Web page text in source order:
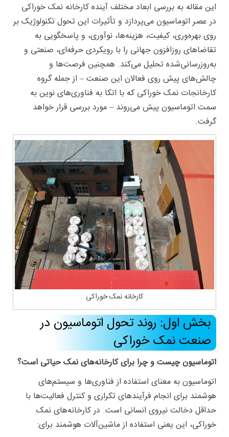
این مقاله به بررسی ابعاد مختلف آینده کارخانه‌ نمک خوراکی
در عصر اتوماسیون می‌پردازد و تأثیرات این تحول تکنولوژیک بر
روی بهره‌وری، کیفیت، هزینه‌ها، نوآوری، و پاسخگویی به
تقاضاهای روزافزون جهانی را با رویکردی حرفه‌ای، صنعتی و
به‌روزرسانی‌شده تحلیل می‌کند. همچنین فرصت‌ها و
چالش‌های پیش روی فعالان این صنعت – از جملهگروه
کارخانجات نمک خوراکی که با اتکا به فناوری‌های نوین به
سمت اتوماسیون پیش می‌روند – مورد بررسی قرار خواهد
گرفت.
کارخانه نمک خوراکی
بخش اول: روند تحول اتوماسیون در
صنعت نمک خوراکی
اتوماسیون چیست و چرا برای کارخانه‌های نمک حیاتی است؟
اتوماسیون به معنای استفاده از فناوری‌ها و سیستم‌های
هوشمند برای انجام فرآیندهای تکراری و کنترل فعالیت‌ها با
حداقل دخالت نیروی انسانی است. در کارخانه‌های نمک
خوراکی، این یعنی استفاده از ماشین‌آلات هوشمند برای: